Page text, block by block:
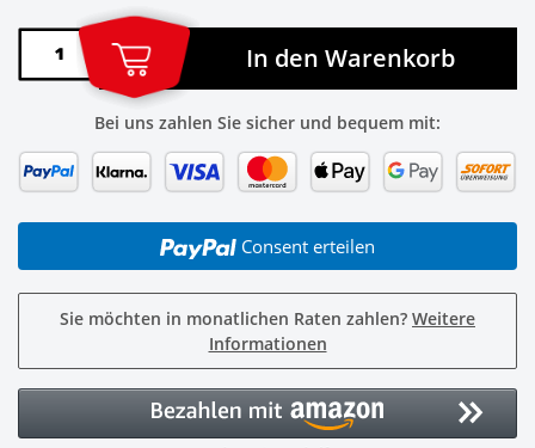
In den Warenkorb
Bei uns zahlen Sie sicher und bequem mit:
Consent erteilen
Sie möchten in monatlichen Raten zahlen? Weitere
Informationen